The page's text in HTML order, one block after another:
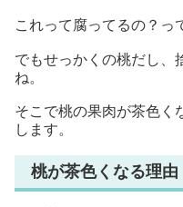
これって腐ってるの？っ
でもせっかくの桃だし、
ね。
そこで桃の果肉が茶色く
します。
桃が茶色くなる理由